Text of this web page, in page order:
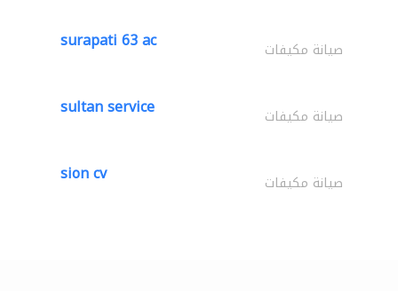
surapati 63 ac صيانة مكيفات
sultan service صيانة مكيفات
sion cv صيانة مكيفات